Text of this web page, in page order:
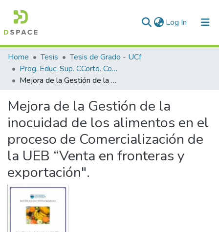
Log In (current)
Communities & Collections
All of DSpace
Home Tesis
Tesis de Grado - UCf
Prog. Educ. Sup. CCorto. Comercio Agropecuario
Mejora de la Gestión de la inocuidad de los alimentos en el proceso de Comercialización de la UEB “Venta en fronteras y exportación".
Mejora de la Gestión de la
inocuidad de los alimentos en el
proceso de Comercialización de
la UEB “Venta en fronteras y
exportación".